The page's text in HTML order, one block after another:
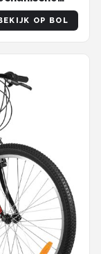
OP BOL